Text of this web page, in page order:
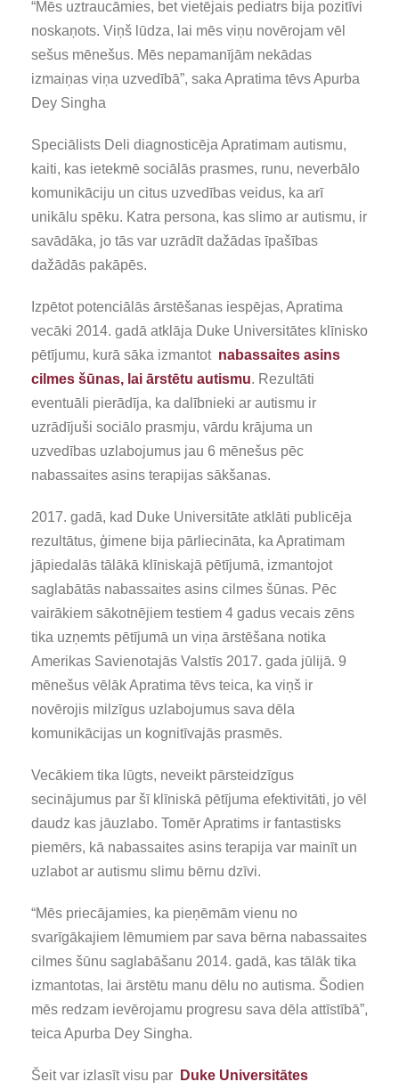
“Mēs uztraucāmies, bet vietējais pediatrs bija pozitīvi
noskaņots. Viņš lūdza, lai mēs viņu novērojam vēl
sešus mēnešus. Mēs nepamanījām nekādas
izmaiņas viņa uzvedībā”, saka Apratima tēvs Apurba
Dey Singha
Speciālists Deli diagnosticēja Apratimam autismu,
kaiti, kas ietekmē sociālās prasmes, runu, neverbālo
komunikāciju un citus uzvedības veidus, ka arī
unikālu spēku. Katra persona, kas slimo ar autismu, ir
savādāka, jo tās var uzrādīt dažādas īpašības
dažādās pakāpēs.
Izpētot potenciālās ārstēšanas iespējas, Apratima
vecāki 2014. gadā atklāja Duke Universitātes klīnisko
pētījumu, kurā sāka izmantot nabassaites asins
cilmes šūnas, lai ārstētu autismu. Rezultāti
eventuāli pierādīja, ka dalībnieki ar autismu ir
uzrādījuši sociālo prasmju, vārdu krājuma un
uzvedības uzlabojumus jau 6 mēnešus pēc
nabassaites asins terapijas sākšanas.
2017. gadā, kad Duke Universitāte atklāti publicēja
rezultātus, ģimene bija pārliecināta, ka Apratimam
jāpiedalās tālākā klīniskajā pētījumā, izmantojot
saglabātās nabassaites asins cilmes šūnas. Pēc
vairākiem sākotnējiem testiem 4 gadus vecais zēns
tika uzņemts pētījumā un viņa ārstēšana notika
Amerikas Savienotajās Valstīs 2017. gada jūlijā. 9
mēnešus vēlāk Apratima tēvs teica, ka viņš ir
novērojis milzīgus uzlabojumus sava dēla
komunikācijas un kognitīvajās prasmēs.
Vecākiem tika lūgts, neveikt pārsteidzīgus
secinājumus par šī klīniskā pētījuma efektivitāti, jo vēl
daudz kas jāuzlabo. Tomēr Apratims ir fantastisks
piemērs, kā nabassaites asins terapija var mainīt un
uzlabot ar autismu slimu bērnu dzīvi.
“Mēs priecājamies, ka pieņēmām vienu no
svarīgākajiem lēmumiem par sava bērna nabassaites
cilmes šūnu saglabāšanu 2014. gadā, kas tālāk tika
izmantotas, lai ārstētu manu dēlu no autisma. Šodien
mēs redzam ievērojamu progresu sava dēla attīstībā”,
teica Apurba Dey Singha.
Šeit var izlasīt visu par
Duke Universitātes